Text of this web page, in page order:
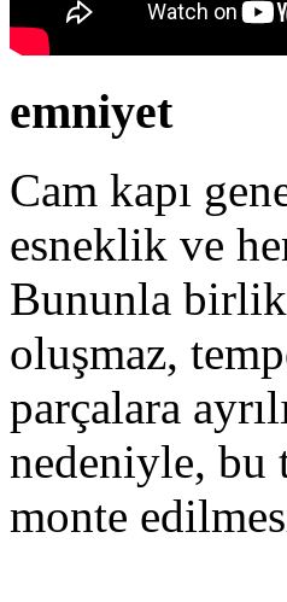
emniyet
Cam kapı
esneklik ve
Bununla
oluşmaz,
parçalara
nedeniyle, bu
monte